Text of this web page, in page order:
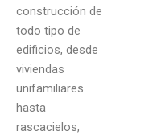
construcción de
todo tipo de
edificios, desde
viviendas
unifamiliares
hasta
rascacielos,